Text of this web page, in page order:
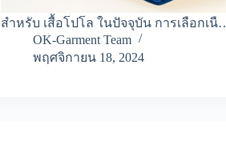
สำหรับ เสื้อโปโล ในปัจจุบัน การเลือกเนื
OK-Garment Team
พฤศจิกายน 18, 2024